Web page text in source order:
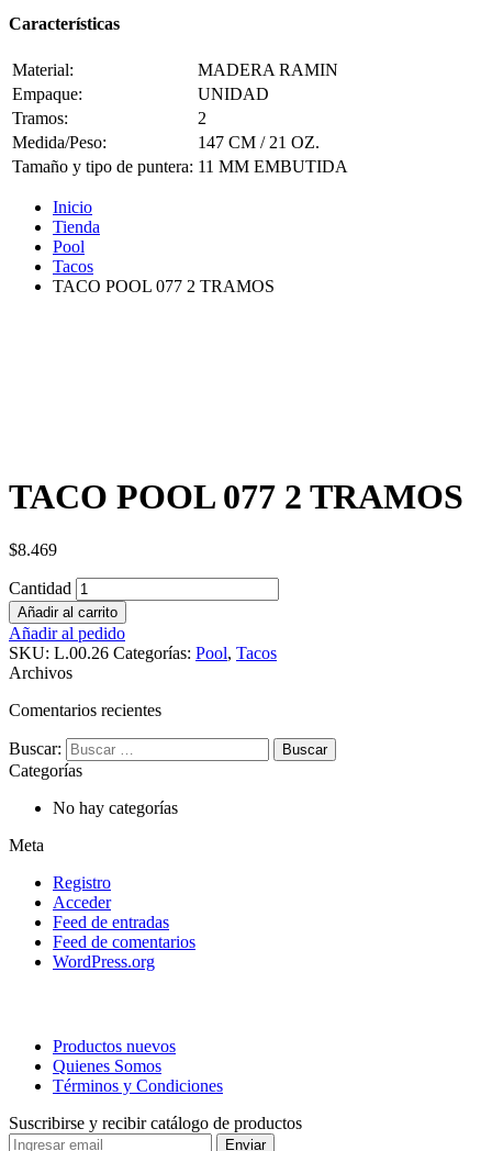
Características
Material:
MADERA RAMIN
Empaque:
UNIDAD
Tramos:
2
Medida/Peso:
147 CM / 21 OZ.
Tamaño y tipo de puntera: 11 MM EMBUTIDA
Inicio
Tienda
Pool
Tacos
TACO POOL 077 2 TRAMOS
TACO POOL 077 2 TRAMOS
$8.469
Cantidad
Añadir al carrito
Añadir al pedido
SKU: L.00.26 Categorías: Pool, Tacos
Archivos
Comentarios recientes
Buscar:
Categorías
No hay categorías
Meta
Registro
Acceder
Feed de entradas
Feed de comentarios
WordPress.org
Productos nuevos
Quienes Somos
Términos y Condiciones
Suscribirse y recibir catálogo de productos